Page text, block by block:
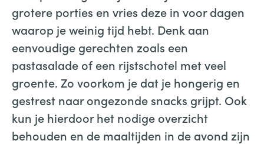
grotere porties en vries deze in voor dagen
waarop je weinig tijd hebt. Denk aan
eenvoudige gerechten zoals een
pastasalade of een rijstschotel met veel
groente. Zo voorkom je dat je hongerig en
gestrest naar ongezonde snacks grijpt. Ook
kun je hierdoor het nodige overzicht
behouden en de maaltijden in de avond zijn